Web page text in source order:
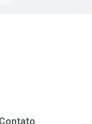
Contato